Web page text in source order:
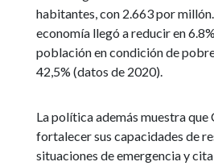
habitantes, con 2.663 por
economía llegó a reducir en
población en condición de
42,5% (datos de 2020).
La política además muestra
fortalecer sus capacidades de
situaciones de emergencia y